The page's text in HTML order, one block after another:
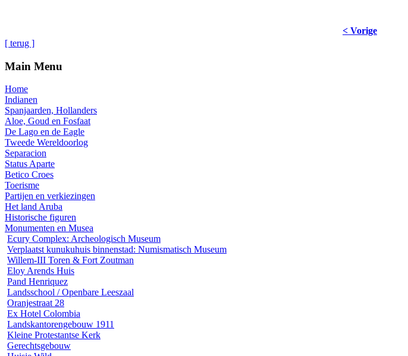
< Vorige
[ terug ]
Main Menu
Home
Indianen
Spanjaarden, Hollanders
Aloe, Goud en Fosfaat
De Lago en de Eagle
Tweede Wereldoorlog
Separacion
Status Aparte
Betico Croes
Toerisme
Partijen en verkiezingen
Het land Aruba
Historische figuren
Monumenten en Musea
Ecury Complex: Archeologisch Museum
Verplaatst kunukuhuis binnenstad: Numismatisch Museum
Willem-III Toren & Fort Zoutman
Eloy Arends Huis
Pand Henriquez
Landsschool / Openbare Leeszaal
Oranjestraat 28
Ex Hotel Colombia
Landskantorengebouw 1911
Kleine Protestantse Kerk
Gerechtsgebouw